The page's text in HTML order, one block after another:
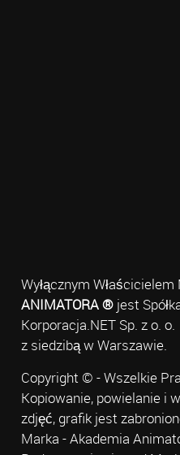
Wyłącznym Właścicielem
ANIMATORA ®jest
Korporacja.NET Sp. z o. o.
z siedzibą w Warszawie.
Copyright © - Wszelkie
Kopiowanie, powielanie i
zdjęć, grafik jest
Marka - Akademia